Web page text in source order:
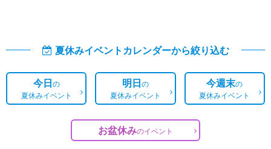
夏休みイベントカレンダーから絞り込む
今日の
夏休みイベント
明日の
夏休みイベント
今週末の
夏休みイベント
お盆休みのイベント